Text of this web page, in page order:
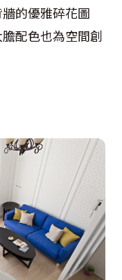
的優雅碎花圖
配色也為空間創